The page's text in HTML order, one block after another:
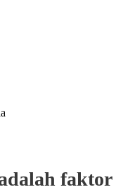
faktor